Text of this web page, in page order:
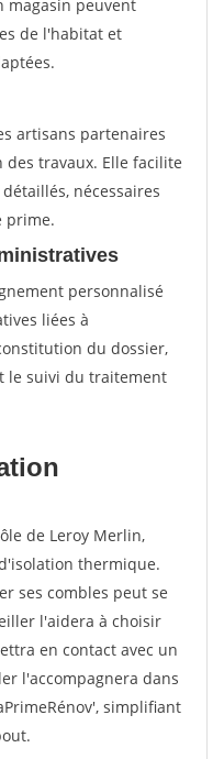
magasin peuvent
de l'habitat et
artisans partenaires
des travaux. Elle facilite
nécessaires
prime.
personnalisé
liées à
du dossier,
le suivi du traitement
de Leroy Merlin,
thermique.
ses combles peut se
l'aidera à choisir
en contact avec un
l'accompagnera dans
simplifiant